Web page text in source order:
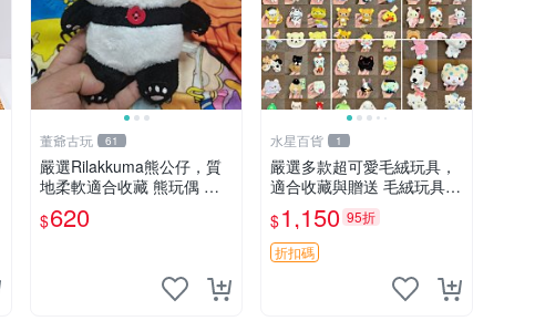
董爺古玩 61
嚴選Rilakkuma熊公仔，質
地柔軟適合收藏 熊玩偶 柔
軟 公仔 收藏
$620
水星百貨 1
嚴選多款超可愛毛絨玩具，
適合收藏與贈送 毛絨玩具、
抱枕、公仔
$1,150 95折
折扣碼